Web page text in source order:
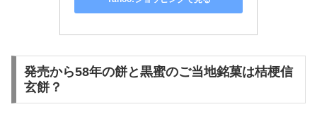
発売から58年の餅と黒蜜のご当地銘菓は桔梗信
玄餅？